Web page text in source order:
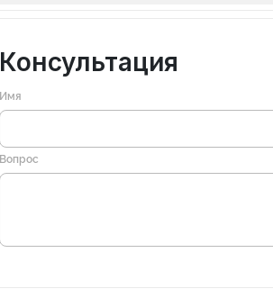
Консультация
Имя
Вопрос